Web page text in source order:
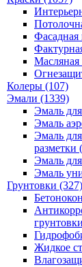
Фасадная
Масляная
Колеры (107)
Эмали (1339)
Эмаль
Эмаль
Эмаль
разметки
Эмаль
Эмаль
Грунтовки (327)
Жидкое